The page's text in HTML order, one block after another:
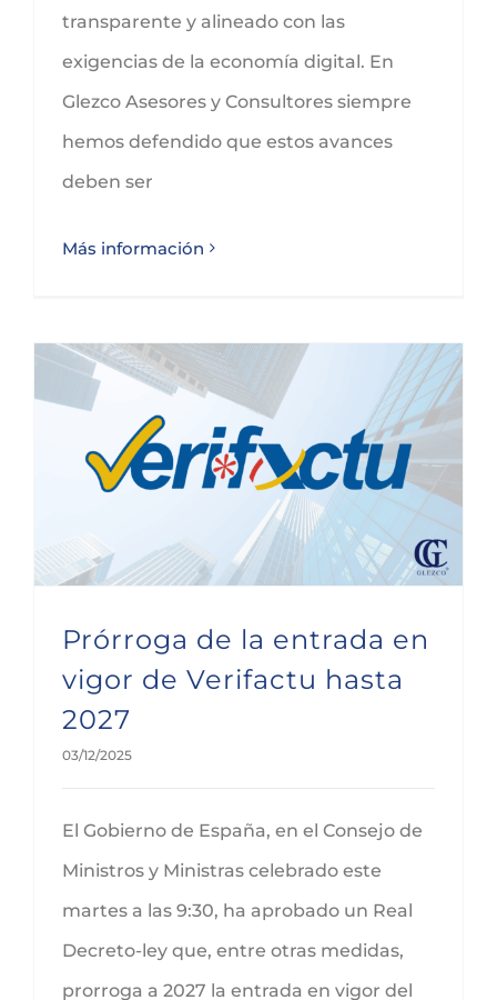
transparente y alineado con las
exigencias de la economía digital. En
Glezco Asesores y Consultores siempre
hemos defendido que estos avances
deben ser
Más información
Prórroga de la entrada en
vigor de Verifactu hasta
2027
03/12/2025
El Gobierno de España, en el Consejo de
Ministros y Ministras celebrado este
martes a las 9:30, ha aprobado un Real
Decreto-ley que, entre otras medidas,
prorroga a 2027 la entrada en vigor del